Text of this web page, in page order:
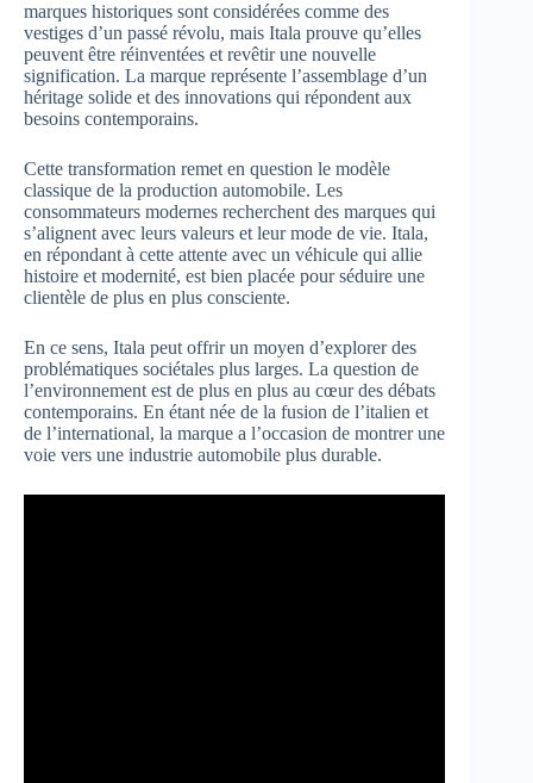
marques historiques sont considérées comme des
vestiges d’un passé révolu, mais Itala prouve qu’elles
peuvent être réinventées et revêtir une nouvelle
signification. La marque représente l’assemblage d’un
héritage solide et des innovations qui répondent aux
besoins contemporains.
Cette transformation remet en question le modèle
classique de la production automobile. Les
consommateurs modernes recherchent des marques qui
s’alignent avec leurs valeurs et leur mode de vie. Itala,
en répondant à cette attente avec un véhicule qui allie
histoire et modernité, est bien placée pour séduire une
clientèle de plus en plus consciente.
En ce sens, Itala peut offrir un moyen d’explorer des
problématiques sociétales plus larges. La question de
l’environnement est de plus en plus au cœur des débats
contemporains. En étant née de la fusion de l’italien et
de l’international, la marque a l’occasion de montrer une
voie vers une industrie automobile plus durable.